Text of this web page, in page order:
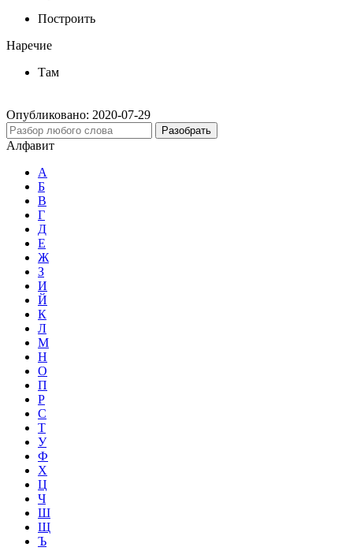
Построить
Наречие
Там
Опубликовано: 2020-07-29
Разобрать
Алфавит
А
Б
В
Г
Д
Е
Ж
З
И
Й
К
Л
М
Н
О
П
Р
С
Т
У
Ф
Х
Ц
Ч
Ш
Щ
Ъ